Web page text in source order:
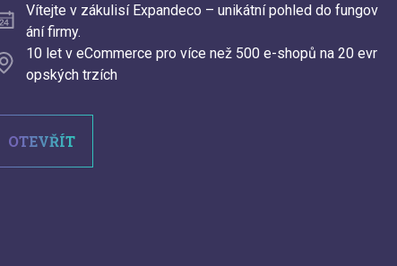
Vítejte v zákulisí Expandeco – unikátní pohled do fungov
ání firmy.
10 let v eCommerce pro více než 500 e-shopů na 20 evr
opských trzích
OTEVŘÍT